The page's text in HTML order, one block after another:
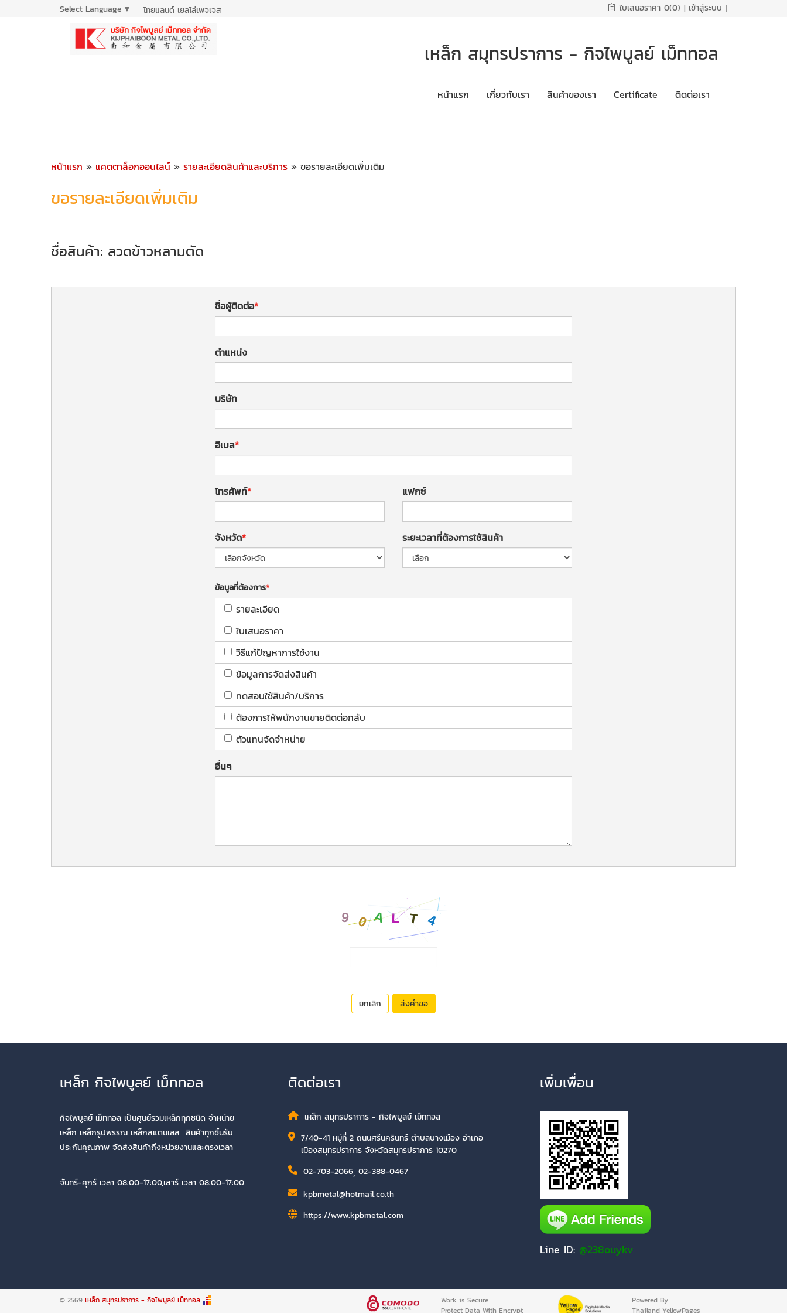
Select Language ▼ ไทยแลนด์ เยลโล่เพจเจส ใบเสนอราคา 0(0) | เข้าสู่ระบบ |
เหล็ก สมุทรปราการ - กิจไพบูลย์ เม็ททอล
หน้าแรก เกี่ยวกับเรา สินค้าของเรา Certificate ติดต่อเรา
หน้าแรก » แคตตาล็อกออนไลน์ » รายละเอียดสินค้าและบริการ » ขอรายละเอียดเพิ่มเติม
ขอรายละเอียดเพิ่มเติม
ชื่อสินค้า: ลวดข้าวหลามตัด
ชื่อผู้ติดต่อ
ตำแหน่ง
บริษัท
อีเมล
โทรศัพท์ แฟกซ์
จังหวัด ระยะเวลาที่ต้องการใช้สินค้า
ข้อมูลที่ต้องการ
รายละเอียด
ใบเสนอราคา
วิธีแก้ปัญหาการใช้งาน
ข้อมูลการจัดส่งสินค้า
ทดสอบใช้สินค้า/บริการ
ต้องการให้พนักงานขายติดต่อกลับ
ตัวแทนจัดจำหน่าย
อื่นๆ
ยกเลิก ส่งคำขอ
เหล็ก กิจไพบูลย์ เม็ททอล
กิจไพบูลย์ เม็ททอล เป็นศูนย์รวมเหล็กทุกชนิด จำหน่าย
เหล็ก เหล็กรูปพรรณ เหล็กสแตนเลส สินค้าทุกชิ้นรับ
ประกันคุณภาพ จัดส่งสินค้าถึงหน่วยงานและตรงเวลา
จันทร์-ศุกร์ เวลา 08:00-17:00,เสาร์ เวลา 08:00-17:00
ติดต่อเรา
เหล็ก สมุทรปราการ - กิจไพบูลย์ เม็ททอล
7/40-41 หมู่ที่ 2 ถนนศรีนครินทร์ ตำบลบางเมือง อำเภอ
เมืองสมุทรปราการ จังหวัดสมุทรปราการ 10270
02-703-2066, 02-388-0467
kpbmetal@hotmail.co.th
https://www.kpbmetal.com
เพิ่มเพื่อน
Line ID: @238ouykv
© 2569 เหล็ก สมุทรปราการ - กิจไพบูลย์ เม็ททอล
Work is Secure
Protect Data With Encrypt
Powered By
Thailand YellowPages